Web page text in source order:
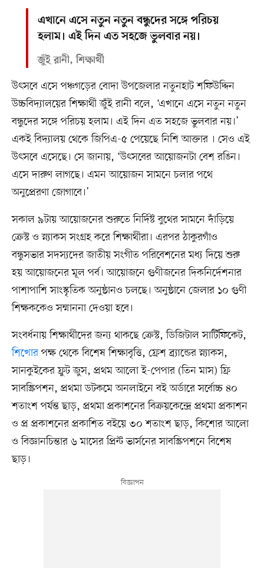
এখানে এসে নতুন নতুন বন্ধুদের সঙ্গে পরিচয়
হলাম। এই দিন এত সহজে ভুলবার নয়।
জুঁই রানী, শিক্ষার্থী
উৎসবে এসে পঞ্চগড়ের বোদা উপজেলার নতুনহাট শফিউদ্দিন
উচ্চবিদ্যালয়ের শিক্ষার্থী জুঁই রানী বলে, ‘এখানে এসে নতুন নতুন
বন্ধুদের সঙ্গে পরিচয় হলাম। এই দিন এত সহজে ভুলবার নয়।’
একই বিদ্যালয় থেকে জিপিএ-৫ পেয়েছে নিশি আক্তার । সেও এই
উৎসবে এসেছে। সে জানায়, ‘উৎসবের আয়োজনটা বেশ রঙিন।
এসে দারুণ লাগছে। এমন আয়োজন সামনে চলার পথে
অনুপ্রেরণা জোগাবে।’
সকাল ৯টায় আয়োজনের শুরুতে নির্দিষ্ট বুথের সামনে দাঁড়িয়ে
ক্রেস্ট ও স্ন্যাকস সংগ্রহ করে শিক্ষার্থীরা। এরপর ঠাকুরগাঁও
বন্ধুসভার সদস্যদের জাতীয় সংগীত পরিবেশনের মধ্য দিয়ে শুরু
হয় আয়োজনের মূল পর্ব। আয়োজনে গুণীজনের দিকনির্দেশনার
পাশাপাশি সাংস্কৃতিক অনুষ্ঠানও চলছে। অনুষ্ঠানে জেলার ১০ গুণী
শিক্ষককেও সম্মাননা দেওয়া হবে।
সংবর্ধনায় শিক্ষার্থীদের জন্য থাকছে ক্রেস্ট, ডিজিটাল সার্টিফিকেট,
শিখোরপক্ষ থেকে বিশেষ শিক্ষাবৃত্তি, ফ্রেশ ব্র্যান্ডের স্ন্যাকস,
সানকুইকের ফ্রুট জুস, প্রথম আলো ই-পেপার (তিন মাস) ফ্রি
সাবস্ক্রিপশন, প্রথমা ডটকমে অনলাইনে বই অর্ডারে সর্বোচ্চ ৪০
শতাংশ পর্যন্ত ছাড়, প্রথমা প্রকাশনের বিক্রয়কেন্দ্রে প্রথমা প্রকাশন
ও প্র প্রকাশনের প্রকাশিত বইয়ে ৩০ শতাংশ ছাড়, কিশোর আলো
ও বিজ্ঞানচিন্তার ৬ মাসের প্রিন্ট ভার্সনের সাবস্ক্রিপশনে বিশেষ
ছাড়।